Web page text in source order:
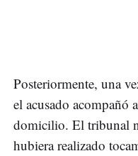
Posteriormente, una
el acusado acompañó
domicilio. El tribunal
hubiera realizado